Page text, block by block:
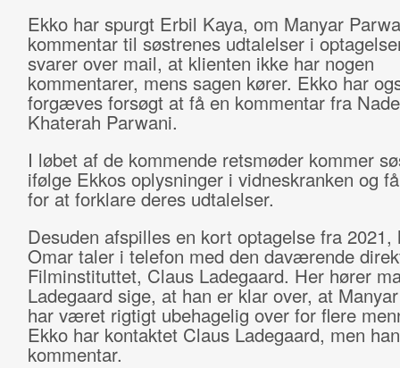
Ekko har spurgt Erbil Kaya, om Manyar
kommentar til søstrenes udtalelser i
svarer over mail, at klienten ikke har nogen
kommentarer, mens sagen kører. Ekko har
forgæves forsøgt at få en kommentar fra
Khaterah Parwani.
I løbet af de kommende retsmøder kommer
ifølge Ekkos oplysninger i vidneskranken og
for at forklare deres udtalelser.
Desuden afspilles en kort optagelse fra 2021,
Omar taler i telefon med den daværende
Filminstituttet, Claus Ladegaard. Her hører
Ladegaard sige, at han er klar over, at
har været rigtigt ubehagelig over for flere
Ekko har kontaktet Claus Ladegaard, men
kommentar.